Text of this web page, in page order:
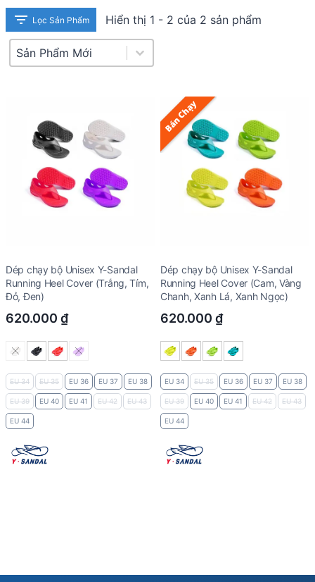
Lọc Sản Phẩm Hiển thị 1 - 2 của 2 sản phẩm
Product Sort
Sort content
Dép chạy bộ Unisex Y-Sandal
Running Heel Cover (Trắng, Tím,
Đỏ, Đen)
620.000 ₫
EU 34 EU 35 EU 36 EU 37 EU 38
EU 39 EU 40 EU 41 EU 42 EU 43
EU 44
Bán Chạy
Dép chạy bộ Unisex Y-Sandal
Running Heel Cover (Cam, Vàng
Chanh, Xanh Lá, Xanh Ngọc)
620.000 ₫
EU 34 EU 35 EU 36 EU 37 EU 38
EU 39 EU 40 EU 41 EU 42 EU 43
EU 44